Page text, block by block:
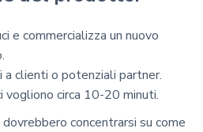
e commercializza un nuovo
a clienti o potenziali partner.
vogliono circa 10-20 minuti.
concentrarsi su come